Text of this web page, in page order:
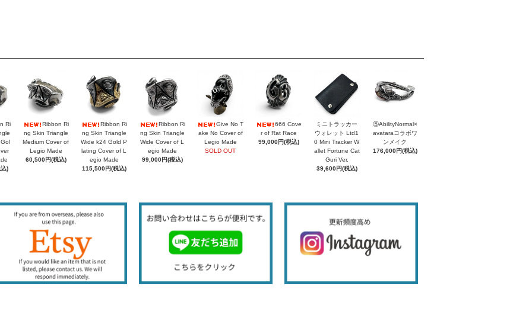
Ri
)
Ribbon Ri
ng Skin Triangle
Medium Cover of
Legio Made
60,500円(税込)
Ribbon Ri
ng Skin Triangle
Wide k24 Gold P
lating Cover of L
egio Made
115,500円(税込)
Ribbon Ri
ng Skin Triangle
Wide Cover of L
egio Made
99,000円(税込)
Give No T
ake No Cover of
Legio Made
SOLD OUT
666 Cove
r of Rat Race
99,000円(税込)
ミニトラッカー
ウォレット Ltd1
0 Mini Tracker W
allet Fortune Cat
Guri Ver.
39,600円(税込)
⑤AbilityNormal×
avataraコラボワ
ンメイク
176,000円(税込)